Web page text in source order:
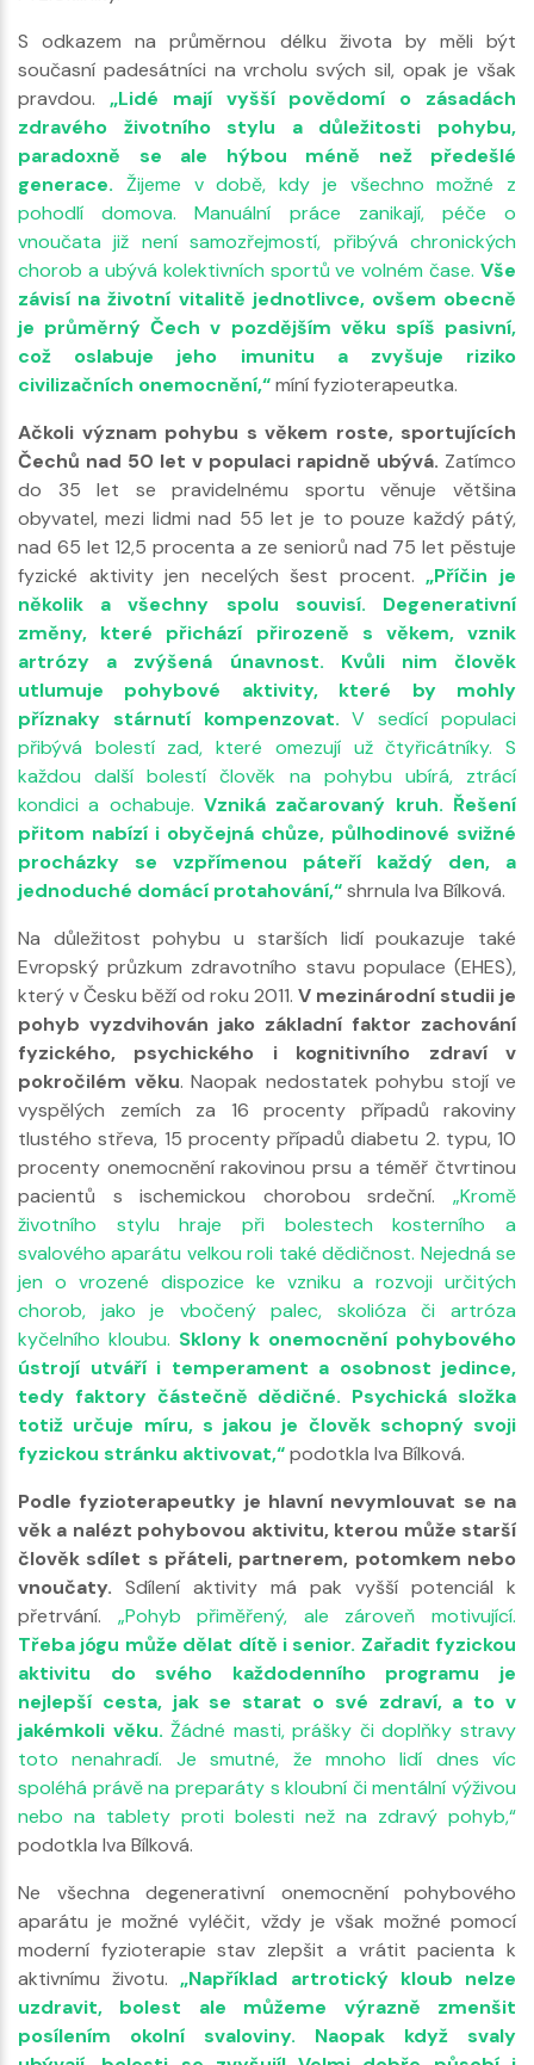
S odkazem na průměrnou délku života by měli být
současní padesátníci na vrcholu svých sil, opak je však
pravdou. „Lidé mají vyšší povědomí o zásadách
zdravého životního stylu a důležitosti pohybu,
paradoxně se ale hýbou méně než předešlé
generace. Žijeme v době, kdy je všechno možné z
pohodlí domova. Manuální práce zanikají, péče o
vnoučata již není samozřejmostí, přibývá chronických
chorob a ubývá kolektivních sportů ve volném čase. Vše
závisí na životní vitalitě jednotlivce, ovšem obecně
je průměrný Čech v pozdějším věku spíš pasivní,
což oslabuje jeho imunitu a zvyšuje riziko
civilizačních onemocnění,“míní fyzioterapeutka.
Ačkoli význam pohybu s věkem roste, sportujících
Čechů nad 50 let v populaci rapidně ubývá. Zatímco
do 35 let se pravidelnému sportu věnuje většina
obyvatel, mezi lidmi nad 55 let je to pouze každý pátý,
nad 65 let 12,5 procenta a ze seniorů nad 75 let pěstuje
fyzické aktivity jen necelých šest procent. „Příčin je
několik a všechny spolu souvisí. Degenerativní
změny, které přichází přirozeně s věkem, vznik
artrózy a zvýšená únavnost. Kvůli nim člověk
utlumuje pohybové aktivity, které by mohly
příznaky stárnutí kompenzovat. V sedící populaci
přibývá bolestí zad, které omezují už čtyřicátníky. S
každou další bolestí člověk na pohybu ubírá, ztrácí
kondici a ochabuje. Vzniká začarovaný kruh. Řešení
přitom nabízí i obyčejná chůze, půlhodinové svižné
procházky se vzpřímenou páteří každý den, a
jednoduché domácí protahování,“shrnula Iva Bílková.
Na důležitost pohybu u starších lidí poukazuje také
Evropský průzkum zdravotního stavu populace (EHES),
který v Česku běží od roku 2011. V mezinárodní studii je
pohyb vyzdvihován jako základní faktor zachování
fyzického, psychického i kognitivního zdraví v
pokročilém věku. Naopak nedostatek pohybu stojí ve
vyspělých zemích za 16 procenty případů rakoviny
tlustého střeva, 15 procenty případů diabetu 2. typu, 10
procenty onemocnění rakovinou prsu a téměř čtvrtinou
pacientů s ischemickou chorobou srdeční. „Kromě
životního stylu hraje při bolestech kosterního a
svalového aparátu velkou roli také dědičnost. Nejedná se
jen o vrozené dispozice ke vzniku a rozvoji určitých
chorob, jako je vbočený palec, skolióza či artróza
kyčelního kloubu. Sklony k onemocnění pohybového
ústrojí utváří i temperament a osobnost jedince,
tedy faktory částečně dědičné. Psychická složka
totiž určuje míru, s jakou je člověk schopný svoji
fyzickou stránku aktivovat,“podotkla Iva Bílková.
Podle fyzioterapeutky je hlavní nevymlouvat se na
věk a nalézt pohybovou aktivitu, kterou může starší
člověk sdílet s přáteli, partnerem, potomkem nebo
vnoučaty. Sdílení aktivity má pak vyšší potenciál k
přetrvání. „Pohyb přiměřený, ale zároveň motivující.
Třeba jógu může dělat dítě i senior. Zařadit fyzickou
aktivitu do svého každodenního programu je
nejlepší cesta, jak se starat o své zdraví, a to v
jakémkoli věku. Žádné masti, prášky či doplňky stravy
toto nenahradí. Je smutné, že mnoho lidí dnes víc
spoléhá právě na preparáty s kloubní či mentální výživou
nebo na tablety proti bolesti než na zdravý pohyb,“
podotkla Iva Bílková.
Ne všechna degenerativní onemocnění pohybového
aparátu je možné vyléčit, vždy je však možné pomocí
moderní fyzioterapie stav zlepšit a vrátit pacienta k
aktivnímu životu.„Například artrotický kloub nelze
uzdravit, bolest ale můžeme výrazně zmenšit
posílením okolní svaloviny. Naopak když svaly